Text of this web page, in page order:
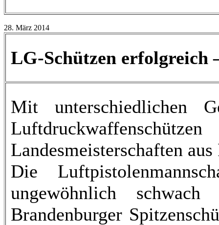
28. März 2014
LG-Schützen erfolgreich
Mit unterschiedlichen
Landesmeisterschaften
Die
ungewöhnlich
Brandenburger